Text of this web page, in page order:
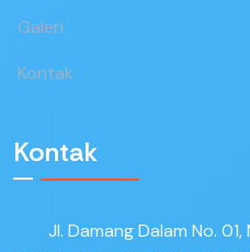
Galeri
Kontak
Kontak
Jl. Damang Dalam No.